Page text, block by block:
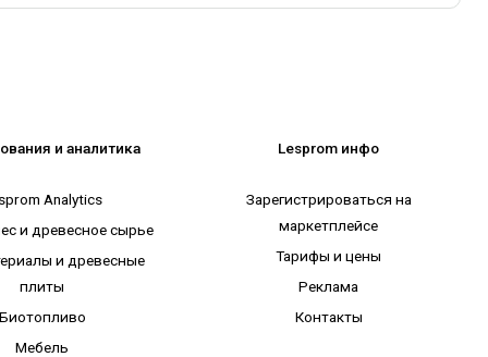
и аналитика
Analytics
и древесное сырье
и древесные
плиты
Мебель
Lesprom инфо
Зарегистрироваться на
маркетплейсе
Тарифы и цены
Реклама
Контакты